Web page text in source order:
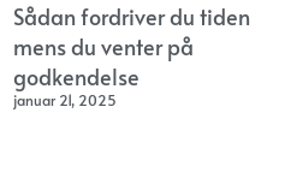
Sådan fordriver du tiden
mens du venter på
godkendelse
januar 21, 2025